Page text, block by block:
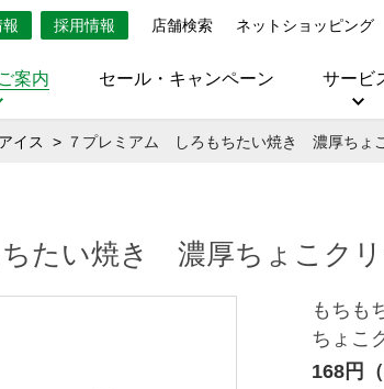
採用情報 店舗検索 ネットショッピング
案内 セール・キャンペーン サービ
イス ７プレミアム しろもちたい焼き 濃厚ちょ
たい焼き 濃厚ちょこクリ
もちも
ちょこ
168円